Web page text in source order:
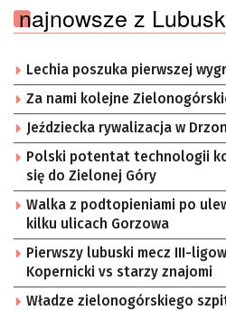
najnowsze z
Lechia poszuka pierwszej
Za nami kolejne
Jeździecka rywalizacja w
Polski potentat technologii
się do Zielonej Góry
Walka z podtopieniami po
kilku ulicach Gorzowa
Pierwszy lubuski mecz III-
Kopernicki vs starzy znajomi
Władze zielonogórskiego